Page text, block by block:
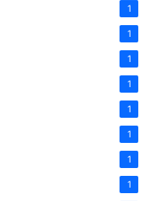
1
1
1
1
1
1
1
1